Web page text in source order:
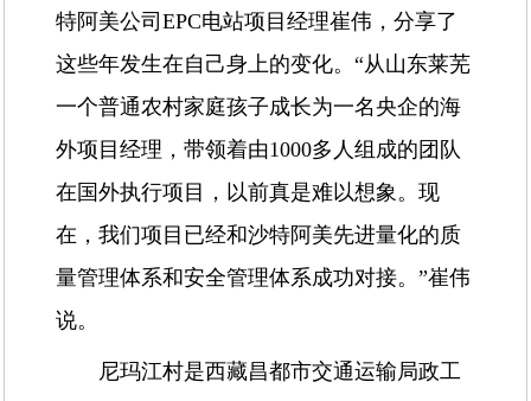
特阿美公司EPC电站项目经理崔伟，分享了
这些年发生在自己身上的变化。“从山东莱芜
一个普通农村家庭孩子成长为一名央企的海
外项目经理，带领着由1000多人组成的团队
在国外执行项目，以前真是难以想象。现
在，我们项目已经和沙特阿美先进量化的质
量管理体系和安全管理体系成功对接。”崔伟
说。
尼玛江村是西藏昌都市交通运输局政工